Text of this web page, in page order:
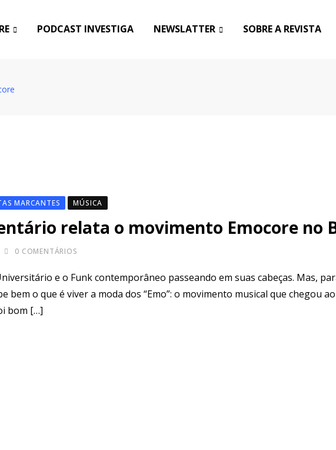
PODCAST INVESTIGA NEWSLATTER SOBRE A REVISTA
MARCANTES MÚSICA
relata o movimento Emocore no
0 COMENTÁRIOS
e o Funk contemporâneo passeando em suas cabeças. Mas,
bem o que é viver a moda dos “Emo”: o movimento musical que chegou
bom […]